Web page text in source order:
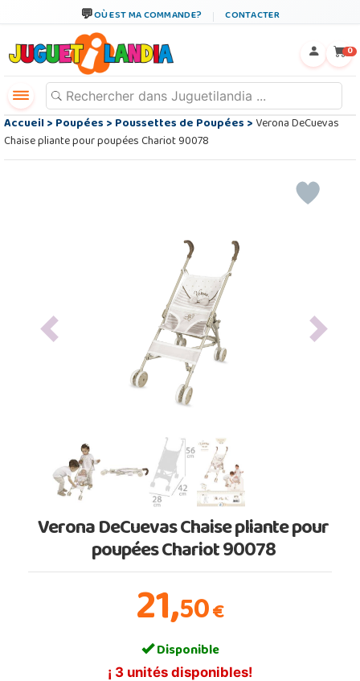
OÙ EST MA COMMANDE? CONTACTER
0
Accueil>Poupées>Poussettes de Poupées>Verona DeCuevas
Chaise pliante pour poupées Chariot 90078
Previous Next
Verona DeCuevas Chaise pliante pour
poupées Chariot 90078
21,50€
Disponible
¡ 3 unités disponibles!